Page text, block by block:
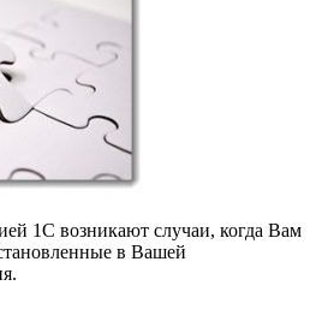
1С возникают случаи, когда Вам
в Вашей